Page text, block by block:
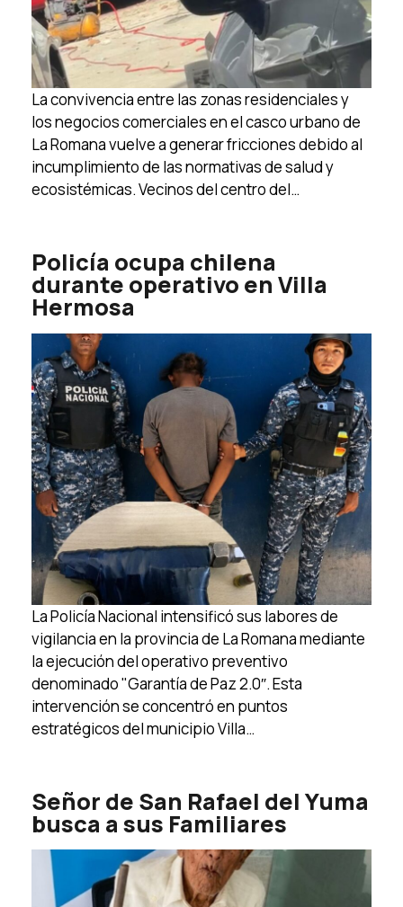
La convivencia entre las zonas residenciales y
los negocios comerciales en el casco urbano de
La Romana vuelve a generar fricciones debido al
incumplimiento de las normativas de salud y
ecosistémicas. Vecinos del centro del…
Policía ocupa chilena
durante operativo en Villa
Hermosa
La Policía Nacional intensificó sus labores de
vigilancia en la provincia de La Romana mediante
la ejecución del operativo preventivo
denominado "Garantía de Paz 2.0″. Esta
intervención se concentró en puntos
estratégicos del municipio Villa…
Señor de San Rafael del Yuma
busca a sus Familiares